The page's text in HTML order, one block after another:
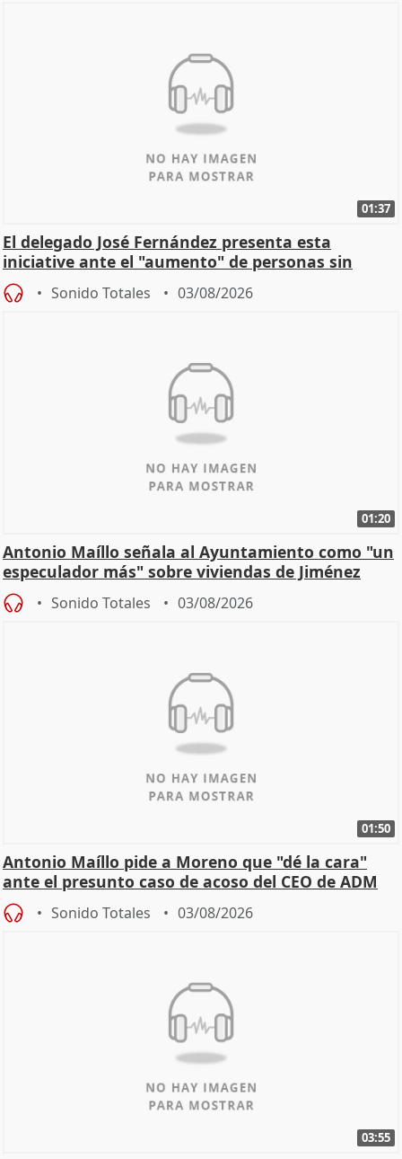
01:37
El delegado José Fernández presenta esta
iniciative ante el "aumento" de personas sin
hogar en Madri
Sonido Totales 03/08/2026
01:20
Antonio Maíllo señala al Ayuntamiento como "un
especulador más" sobre viviendas de Jiménez
Becerril
Sonido Totales 03/08/2026
01:50
Antonio Maíllo pide a Moreno que "dé la cara"
ante el presunto caso de acoso del CEO de ADM
Sonido Totales 03/08/2026
03:55